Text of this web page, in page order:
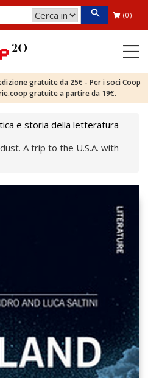
(0)
gratuite da 25€ - Per i soci Coop
gratuite a partire da 19€.
e storia della letteratura
A trip to the U.S.A. with